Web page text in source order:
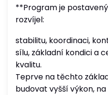
**Program je
rozvíjel:
stabilitu, koordinaci,
sílu, základní kondici a
kvalitu.
Teprve na těchto
budovat vyšší výkon,